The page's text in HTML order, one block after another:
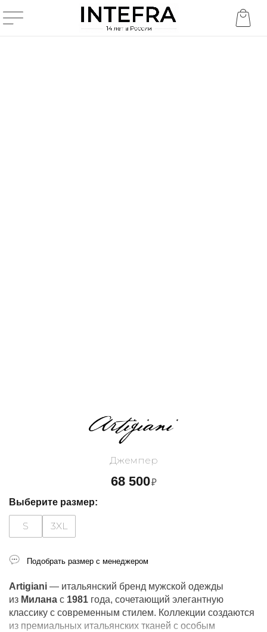
Джемпер
68 500₽
Artigiani — итальянский бренд мужской одежды
из Милана с 1981 года, сочетающий элегантную
классику с современным стилем. Коллекции создаются
из премиальных итальянских тканей с особым
Выберите размер:
S 3XL
Подобрать размер с менеджером